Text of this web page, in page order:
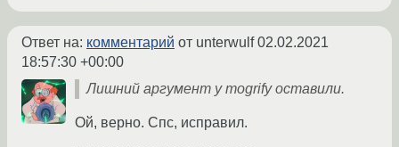
Ответ на: комментарий от unterwulf02.02.2021
18:57:30 +00:00
Лишний аргумент у mogrify оставили.
Ой, верно. Спс, исправил.